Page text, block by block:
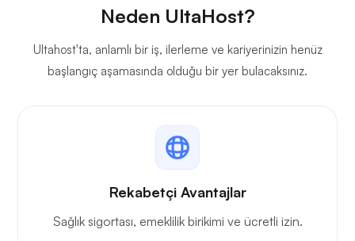
Neden UltaHost?
Ultahost'ta, anlamlı bir iş, ilerleme ve kariyerinizin henüz
başlangıç aşamasında olduğu bir yer bulacaksınız.
Rekabetçi Avantajlar
Sağlık sigortası, emeklilik birikimi ve ücretli izin.